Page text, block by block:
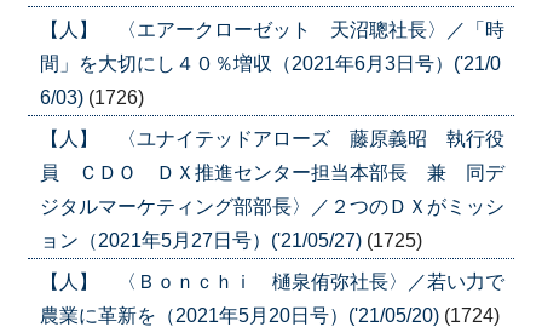
【人】 〈エアークローゼット 天沼聰社長〉／「時
間」を大切にし４０％増収（2021年6月3日号）('21/0
6/03) (1726)
【人】 〈ユナイテッドアローズ 藤原義昭 執行役
員 ＣＤＯ ＤＸ推進センター担当本部長 兼 同デ
ジタルマーケティング部部長〉／２つのＤＸがミッシ
ョン（2021年5月27日号）('21/05/27) (1725)
【人】 〈Ｂｏｎｃｈｉ 樋泉侑弥社長〉／若い力で
農業に革新を（2021年5月20日号）('21/05/20) (1724)